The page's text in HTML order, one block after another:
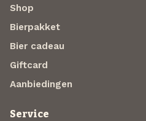
Shop
Bierpakket
Bier cadeau
Giftcard
Aanbiedingen
Service